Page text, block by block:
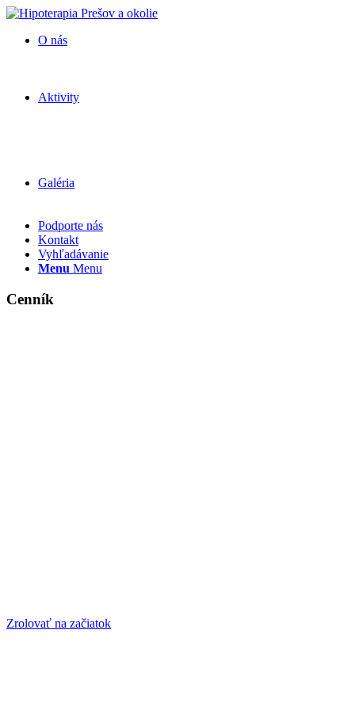
O nás
Aktivity
Galéria
Podporte nás
Kontakt
Vyhľadávanie
Menu Menu
Cenník
Zrolovať na začiatok